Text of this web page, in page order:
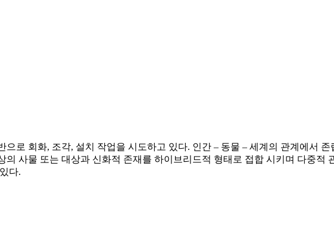
로 회화, 조각, 설치 작업을 시도하고 있다. 인간 – 동물 – 세계의 관계에서
사물 또는 대상과 신화적 존재를 하이브리드적 형태로 접합 시키며 다중적
다.